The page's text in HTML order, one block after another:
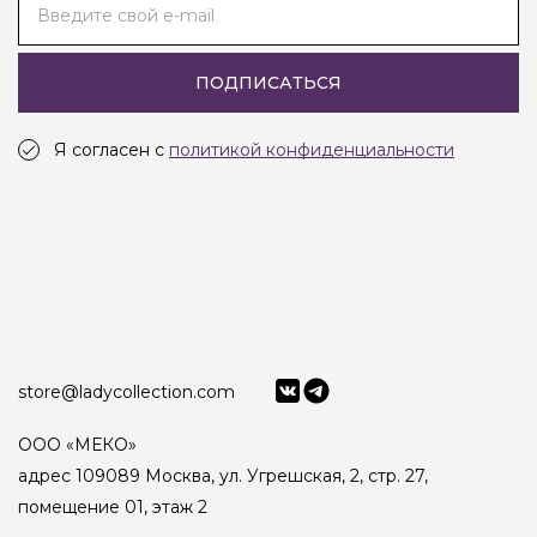
Введите свой e-mail
ПОДПИСАТЬСЯ
Я согласен с политикой конфиденциальности
store@ladycollection.com
ООО «МЕКО»
адрес 109089 Москва, ул. Угрешская, 2, стр. 27,
помещение 01, этаж 2